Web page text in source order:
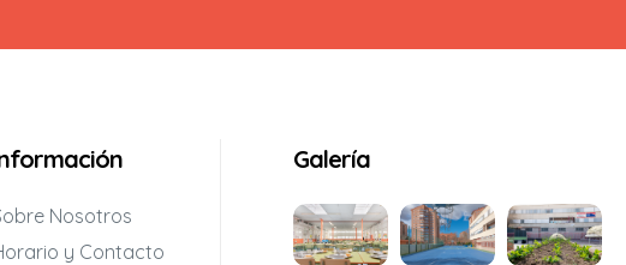
Nosotros
y Contacto
Galería